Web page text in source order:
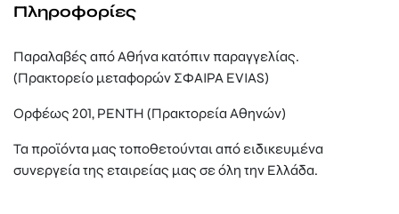
Πληροφορίες
Παραλαβές από Αθήνα κατόπιν παραγγελίας.
(Πρακτορείο μεταφορών ΣΦΑΙΡΑ EVIAS)
Ορφέως 201, ΡΕΝΤΗ (Πρακτορεία Αθηνών)
Τα προϊόντα μας τοποθετούνται από ειδικευμένα
συνεργεία της εταιρείας μας σε όλη την Ελλάδα.